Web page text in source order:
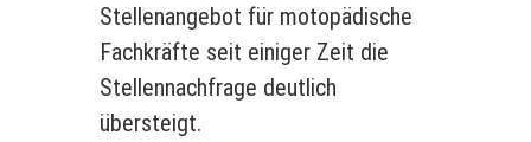
Stellenangebot für motopädische
Fachkräfte seit einiger Zeit die
Stellennachfrage deutlich
übersteigt.